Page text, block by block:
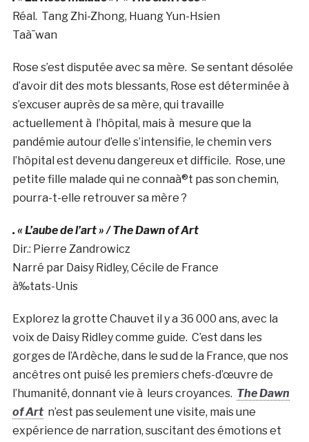
Réal. Tang Zhi-Zhong, Huang Yun-Hsien
Taà¯wan
Rose s’est disputée avec sa mère. Se sentant désolée
d’avoir dit des mots blessants, Rose est déterminée à
s’excuser auprès de sa mère, qui travaille
actuellement à l’hôpital, mais à mesure que la
pandémie autour d’elle s’intensifie, le chemin vers
l’hôpital est devenu dangereux et difficile. Rose, une
petite fille malade qui ne connaà®t pas son chemin,
pourra-t-elle retrouver sa mère ?
. « L’aube de l’art » / The Dawn of Art
Dir.: Pierre Zandrowicz
Narré par Daisy Ridley, Cécile de France
à‰tats-Unis
Explorez la grotte Chauvet il y a 36 000 ans, avec la
voix de Daisy Ridley comme guide. C’est dans les
gorges de l’Ardèche, dans le sud de la France, que nos
ancêtres ont puisé les premiers chefs-d’œuvre de
l’humanité, donnant vie à leurs croyances. The Dawn
of Artn’est pas seulement une visite, mais une
expérience de narration, suscitant des émotions et